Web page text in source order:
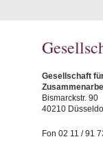
Gesellschaft
Bismarckstr. 90
40210
Fon 02 11 / 91